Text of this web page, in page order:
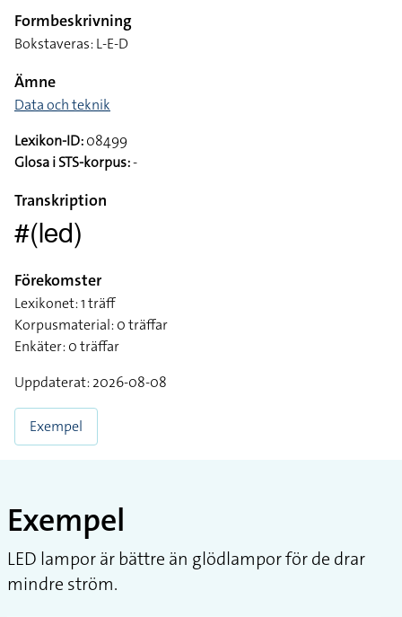
Formbeskrivning
Bokstaveras: L-E-D
Ämne
Data och teknik
Lexikon-ID:08499
Glosa i STS-korpus:-
Transkription
#(led)
Förekomster
Lexikonet: 1 träff
Korpusmaterial: 0 träffar
Enkäter: 0 träffar
Uppdaterat: 2026-08-08
Exempel
Exempel
LED lampor är bättre än glödlampor för de drar
mindre ström.